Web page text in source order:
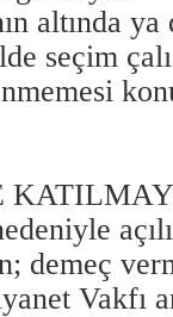
altında
seçim
demeç
Vakfı